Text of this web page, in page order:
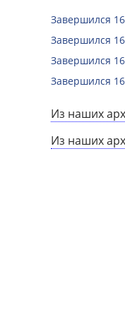
Завершился
Завершился
Завершился
Завершился
Из наших
Из наших